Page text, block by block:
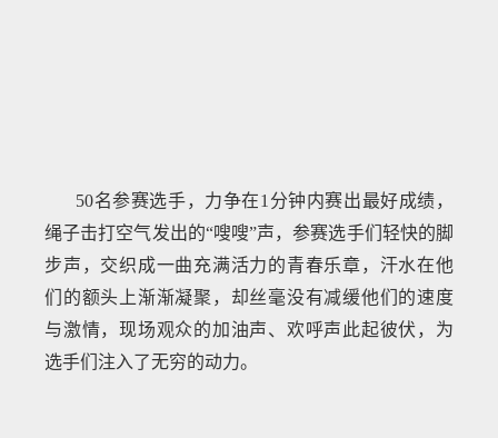
50名参赛选手，力争在1分钟内赛出最好成绩，
绳子击打空气发出的“嗖嗖”声，参赛选手们轻快的脚
步声，交织成一曲充满活力的青春乐章，汗水在他
们的额头上渐渐凝聚，却丝毫没有减缓他们的速度
与激情，现场观众的加油声、欢呼声此起彼伏，为
选手们注入了无穷的动力。